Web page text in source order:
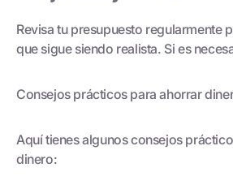
Revisa tu presupuesto regularmente
que sigue siendo realista. Si es
Consejos prácticos para ahorrar
Aquí tienes algunos consejos
dinero: